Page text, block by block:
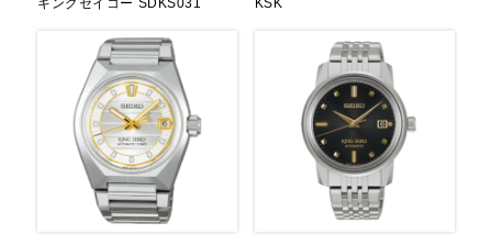
キングセイコー SDKS031 KSK